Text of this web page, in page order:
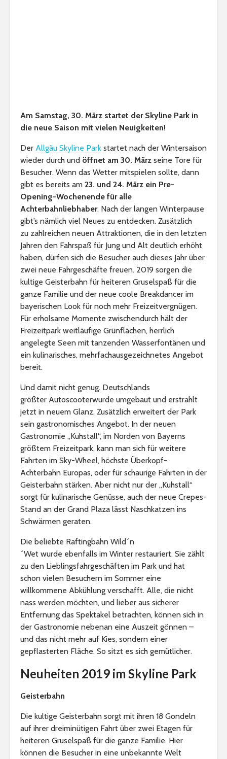
Am Samstag, 30. März startet der Skyline Park in
die neue Saison mit vielen Neuigkeiten!
Der Allgäu Skyline Park startet nach der Wintersaison
wieder durch und öffnet am 30. März seine Tore für
Besucher. Wenn das Wetter mitspielen sollte, dann
gibt es bereits am 23. und 24. März ein Pre-
Opening-Wochenende für alle
Achterbahnliebhaber. Nach der langen Winterpause
gibt’s nämlich viel Neues zu entdecken. Zusätzlich
zu zahlreichen neuen Attraktionen, die in den letzten
Jahren den Fahrspaß für Jung und Alt deutlich erhöht
haben, dürfen sich die Besucher auch dieses Jahr über
zwei neue Fahrgeschäfte freuen. 2019 sorgen die
kultige Geisterbahn für heiteren Gruselspaß für die
ganze Familie und der neue coole Breakdancer im
bayerischen Look für noch mehr Freizeitvergnügen.
Für erholsame Momente zwischendurch hält der
Freizeitpark weitläufige Grünflächen, herrlich
angelegte Seen mit tanzenden Wasserfontänen und
ein kulinarisches, mehrfachausgezeichnetes Angebot
bereit.
Und damit nicht genug. Deutschlands
größter Autoscooterwurde umgebaut und erstrahlt
jetzt in neuem Glanz. Zusätzlich erweitert der Park
sein gastronomisches Angebot. In der neuen
Gastronomie „Kuhstall“, im Norden von Bayerns
größtem Freizeitpark, kann man sich für weitere
Fahrten im Sky-Wheel, höchste Überkopf-
Achterbahn Europas, oder für schaurige Fahrten in der
Geisterbahn stärken. Aber nicht nur der „Kuhstall“
sorgt für kulinarische Genüsse, auch der neue Crepes-
Stand an der Grand Plaza lässt Naschkatzen ins
Schwärmen geraten.
Die beliebte Raftingbahn Wild´n
´Wet wurde ebenfalls im Winter restauriert. Sie zählt
zu den Lieblingsfahrgeschäften im Park und hat
schon vielen Besuchern im Sommer eine
willkommene Abkühlung verschafft. Alle, die nicht
nass werden möchten, und lieber aus sicherer
Entfernung das Spektakel betrachten, können sich in
der Gastronomie nebenan eine Auszeit gönnen –
und das nicht mehr auf Kies, sondern einer
gepflasterten Fläche. So sitzt es sich gemütlicher.
Neuheiten 2019 im Skyline Park
Geisterbahn
Die kultige Geisterbahn sorgt mit ihren 18 Gondeln
auf ihrer dreiminütigen Fahrt über zwei Etagen für
heiteren Gruselspaß für die ganze Familie. Hier
können die Besucher in eine unbekannte Welt